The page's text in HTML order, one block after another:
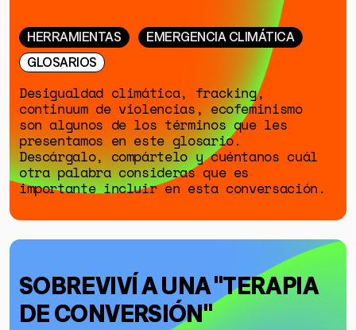
HERRAMIENTAS
EMERGENCIA CLIMÁTICA
GLOSARIOS
Desigualdad climática, fracking,
continuum de violencias, ecofeminismo
son algunos de los términos que les
presentamos en este glosario.
Descárgalo, compártelo y cuéntanos cuál
otra palabra consideras que es
importante incluir en esta conversación.
SOBREVIVÍ A UNA "TERAPIA
DE CONVERSIÓN"